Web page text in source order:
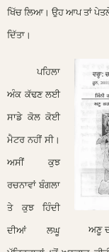
ਖਿੱਚ ਲਿਆ। ਉਹ ਆਪ ਤਾਂ
ਦਿੱਤਾ।
ਅਣੂ
ਪਹਿਲਾ
ਅੰਕ ਕੱਢਣ ਲਈ
ਸਾਡੇ ਕੋਲ ਕੋਈ
ਮੈਟਰ ਨਹੀਂ ਸੀ।
ਅਸੀਂ ਕੁਝ
ਰਚਨਾਵਾਂ ਬੰਗਲਾ
ਤੇ ਕੁਝ ਹਿੰਦੀ
ਦੀਆਂ ਲਘੂ